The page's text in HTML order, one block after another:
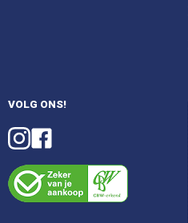
VOLG ONS!